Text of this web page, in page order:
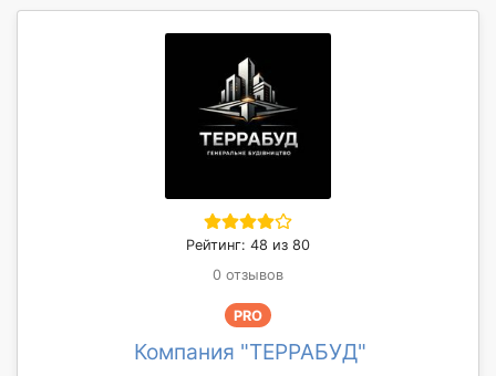
Рейтинг: 48 из 80
0 отзывов
PRO
Компания "ТЕРРАБУД"